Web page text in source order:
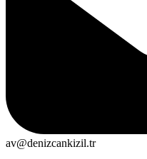
av@denizcankizil.tr